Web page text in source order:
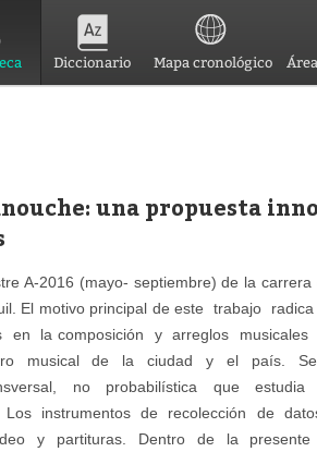
Diccionario Mapa cronológico
una propuesta
A-2016 (mayo- septiembre) de la carrera
El motivo principal de este trabajo
en la composición y arreglos
musical de la ciudad y el país.
no probabilística que
instrumentos de recolección de
y partituras. Dentro de la presente